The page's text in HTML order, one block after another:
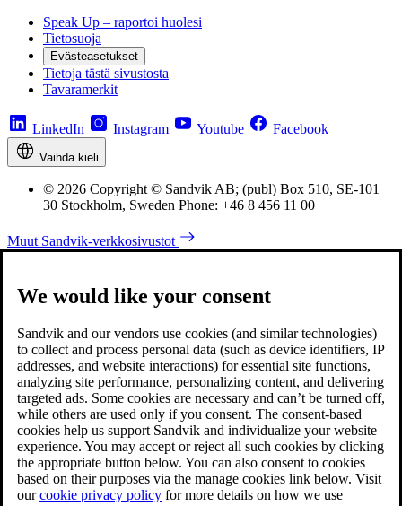
Speak Up – raportoi huolesi
Tietosuoja
Evästeasetukset
Tietoja tästä sivustosta
Tavaramerkit
LinkedIn Instagram Youtube Facebook
Vaihda kieli
© 2026 Copyright © Sandvik AB; (publ) Box 510, SE-101
30 Stockholm, Sweden Phone: +46 8 456 11 00
Muut Sandvik-verkkosivustot
We would like your consent
Sandvik and our vendors use cookies (and similar technologies)
to collect and process personal data (such as device identifiers, IP
addresses, and website interactions) for essential site functions,
analyzing site performance, personalizing content, and delivering
targeted ads. Some cookies are necessary and can’t be turned off,
while others are used only if you consent. The consent-based
cookies help us support Sandvik and individualize your website
experience. You may accept or reject all such cookies by clicking
the appropriate button below. You can also consent to cookies
based on their purposes via the manage cookies link below. Visit
ourcookie privacy policy for more details on how we use